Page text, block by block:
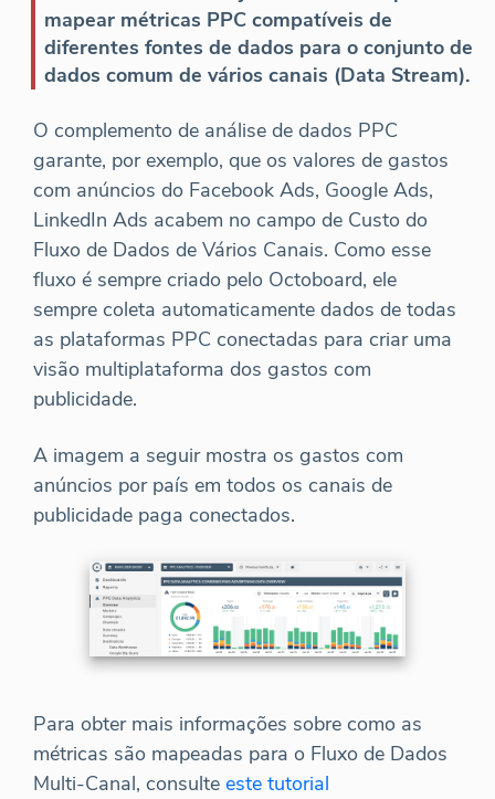
mapear métricas PPC compatíveis de
diferentes fontes de dados para o conjunto de
dados comum de vários canais (Data Stream).
O complemento de análise de dados PPC
garante, por exemplo, que os valores de gastos
com anúncios do Facebook Ads, Google Ads,
LinkedIn Ads acabem no campo de Custo do
Fluxo de Dados de Vários Canais. Como esse
fluxo é sempre criado pelo Octoboard, ele
sempre coleta automaticamente dados de todas
as plataformas PPC conectadas para criar uma
visão multiplataforma dos gastos com
publicidade.
A imagem a seguir mostra os gastos com
anúncios por país em todos os canais de
publicidade paga conectados.
Para obter mais informações sobre como as
métricas são mapeadas para o Fluxo de Dados
Multi-Canal, consulte este tutorial